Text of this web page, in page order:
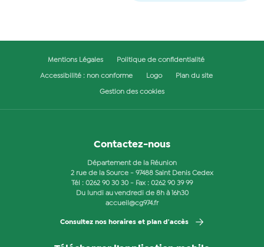
Mentions Légales Politique de confidentialité
Accessibilité : non conforme Logo Plan du site
Gestion des cookies
Contactez-nous
Département de la Réunion
2 rue de la Source - 97488 Saint Denis Cedex
Tél : 0262 90 30 30 - Fax : 0262 90 39 99
Du lundi au vendredi de 8h à 16h30
accueil@cg974.fr
Consultez nos horaires et plan d'accès